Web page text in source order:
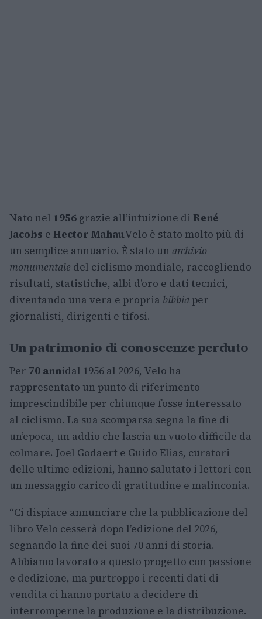
Nato nel 1956 grazie all’intuizione di René
Jacobs e Hector MahauVelo è stato molto più di
un semplice annuario. È stato un archivio
monumentale del ciclismo mondiale, raccogliendo
risultati, statistiche, albi d’oro e dati tecnici,
diventando una vera e propria bibbiaper
giornalisti, dirigenti e tifosi.
Un patrimonio di conoscenze perduto
Per 70 annidal 1956 al 2026, Velo ha
rappresentato un punto di riferimento
imprescindibile per chiunque fosse interessato
al ciclismo. La sua scomparsa segna la fine di
un’epoca, un addio che lascia un vuoto difficile da
colmare. Joel Godaert e Guido Elias, curatori
delle ultime edizioni, hanno salutato i lettori con
un messaggio carico di gratitudine e malinconia.
“Ci dispiace annunciare che la pubblicazione del
libro Velo cesserà dopo l’edizione del 2026,
segnando la fine dei suoi 70 anni di storia.
Abbiamo lavorato a questo progetto con passione
e dedizione, ma purtroppo i recenti dati di
vendita ci hanno portato a decidere di
interromperne la produzione e la distribuzione.